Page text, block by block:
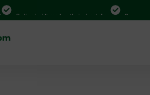
Online bei Ihrer Apotheke bestellen Bequem